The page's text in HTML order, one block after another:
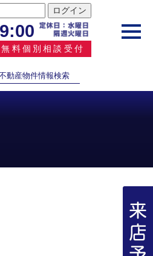
無料個別相談受付
動産物件情報検索